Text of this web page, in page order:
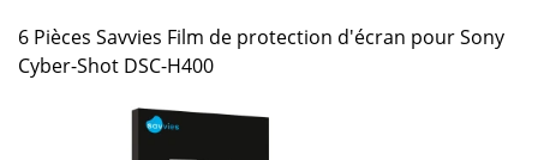
6 Pièces Savvies Film de protection d'écran pour Sony
Cyber-Shot DSC-H400